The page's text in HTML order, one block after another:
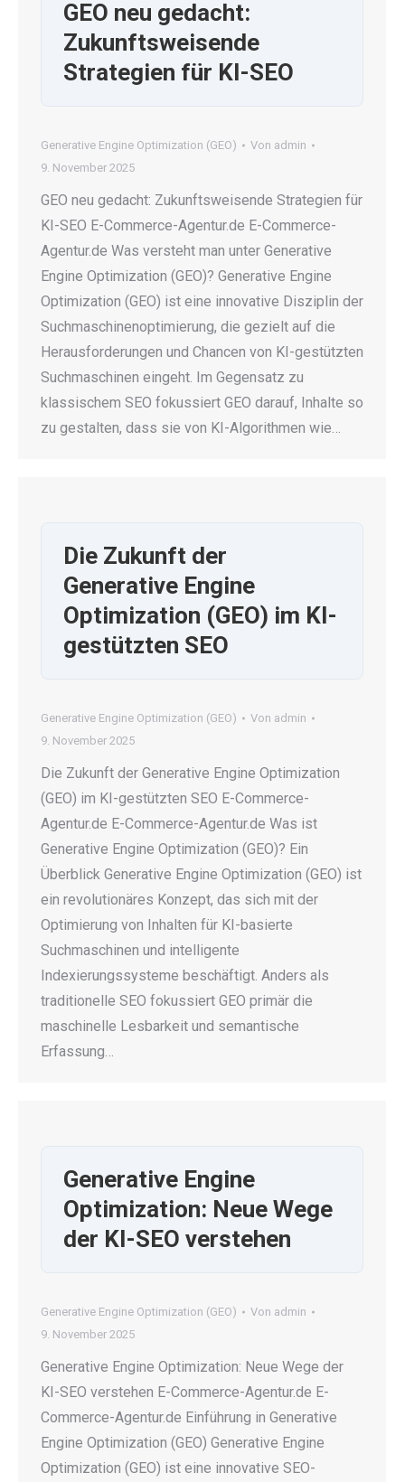
GEO neu gedacht:
Zukunftsweisende
Strategien für KI-SEO
Generative Engine Optimization (GEO) Von admin
9. November 2025
GEO neu gedacht: Zukunftsweisende Strategien für
KI-SEO E-Commerce-Agentur.de E-Commerce-
Agentur.de Was versteht man unter Generative
Engine Optimization (GEO)? Generative Engine
Optimization (GEO) ist eine innovative Disziplin der
Suchmaschinenoptimierung, die gezielt auf die
Herausforderungen und Chancen von KI-gestützten
Suchmaschinen eingeht. Im Gegensatz zu
klassischem SEO fokussiert GEO darauf, Inhalte so
zu gestalten, dass sie von KI-Algorithmen wie…
Die Zukunft der
Generative Engine
Optimization (GEO) im KI-
gestützten SEO
Generative Engine Optimization (GEO) Von admin
9. November 2025
Die Zukunft der Generative Engine Optimization
(GEO) im KI-gestützten SEO E-Commerce-
Agentur.de E-Commerce-Agentur.de Was ist
Generative Engine Optimization (GEO)? Ein
Überblick Generative Engine Optimization (GEO) ist
ein revolutionäres Konzept, das sich mit der
Optimierung von Inhalten für KI-basierte
Suchmaschinen und intelligente
Indexierungssysteme beschäftigt. Anders als
traditionelle SEO fokussiert GEO primär die
maschinelle Lesbarkeit und semantische
Erfassung…
Generative Engine
Optimization: Neue Wege
der KI-SEO verstehen
Generative Engine Optimization (GEO) Von admin
9. November 2025
Generative Engine Optimization: Neue Wege der
KI-SEO verstehen E-Commerce-Agentur.de E-
Commerce-Agentur.de Einführung in Generative
Engine Optimization (GEO) Generative Engine
Optimization (GEO) ist eine innovative SEO-